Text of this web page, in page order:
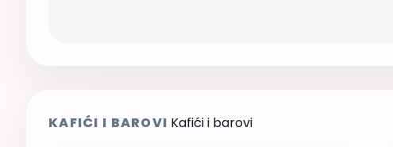
KAFIĆI I BAROVI Kafići i barovi